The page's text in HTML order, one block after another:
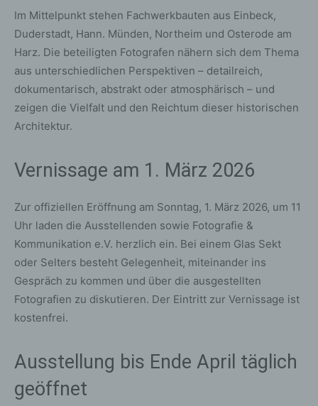
Im Mittelpunkt stehen Fachwerkbauten aus Einbeck,
Duderstadt, Hann. Münden, Northeim und Osterode am
Harz. Die beteiligten Fotografen nähern sich dem Thema
aus unterschiedlichen Perspektiven – detailreich,
dokumentarisch, abstrakt oder atmosphärisch – und
zeigen die Vielfalt und den Reichtum dieser historischen
Architektur.
Vernissage am 1. März 2026
Zur offiziellen Eröffnung am Sonntag, 1. März 2026, um 11
Uhr laden die Ausstellenden sowie Fotografie &
Kommunikation e.V. herzlich ein. Bei einem Glas Sekt
oder Selters besteht Gelegenheit, miteinander ins
Gespräch zu kommen und über die ausgestellten
Fotografien zu diskutieren. Der Eintritt zur Vernissage ist
kostenfrei.
Ausstellung bis Ende April täglich
geöffnet